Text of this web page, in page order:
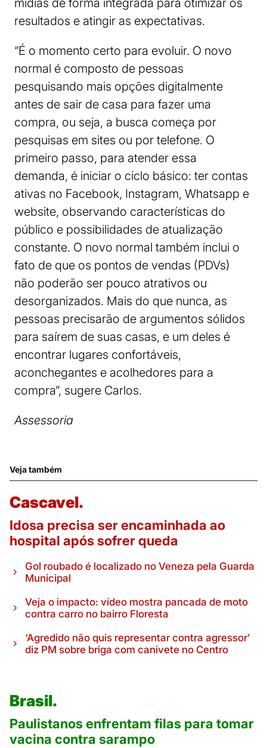
mídias de forma integrada para otimizar os
resultados e atingir as expectativas.
“É o momento certo para evoluir. O novo
normal é composto de pessoas
pesquisando mais opções digitalmente
antes de sair de casa para fazer uma
compra, ou seja, a busca começa por
pesquisas em sites ou por telefone. O
primeiro passo, para atender essa
demanda, é iniciar o ciclo básico: ter contas
ativas no Facebook, Instagram, Whatsapp e
website, observando características do
público e possibilidades de atualização
constante. O novo normal também inclui o
fato de que os pontos de vendas (PDVs)
não poderão ser pouco atrativos ou
desorganizados. Mais do que nunca, as
pessoas precisarão de argumentos sólidos
para saírem de suas casas, e um deles é
encontrar lugares confortáveis,
aconchegantes e acolhedores para a
compra”, sugere Carlos.
Assessoria
Veja também
Cascavel.
Idosa precisa ser encaminhada ao
hospital após sofrer queda
Gol roubado é localizado no Veneza pela Guarda
Municipal
Veja o impacto: vídeo mostra pancada de moto
contra carro no bairro Floresta
‘Agredido não quis representar contra agressor’
diz PM sobre briga com canivete no Centro
Brasil.
Paulistanos enfrentam filas para tomar
vacina contra sarampo